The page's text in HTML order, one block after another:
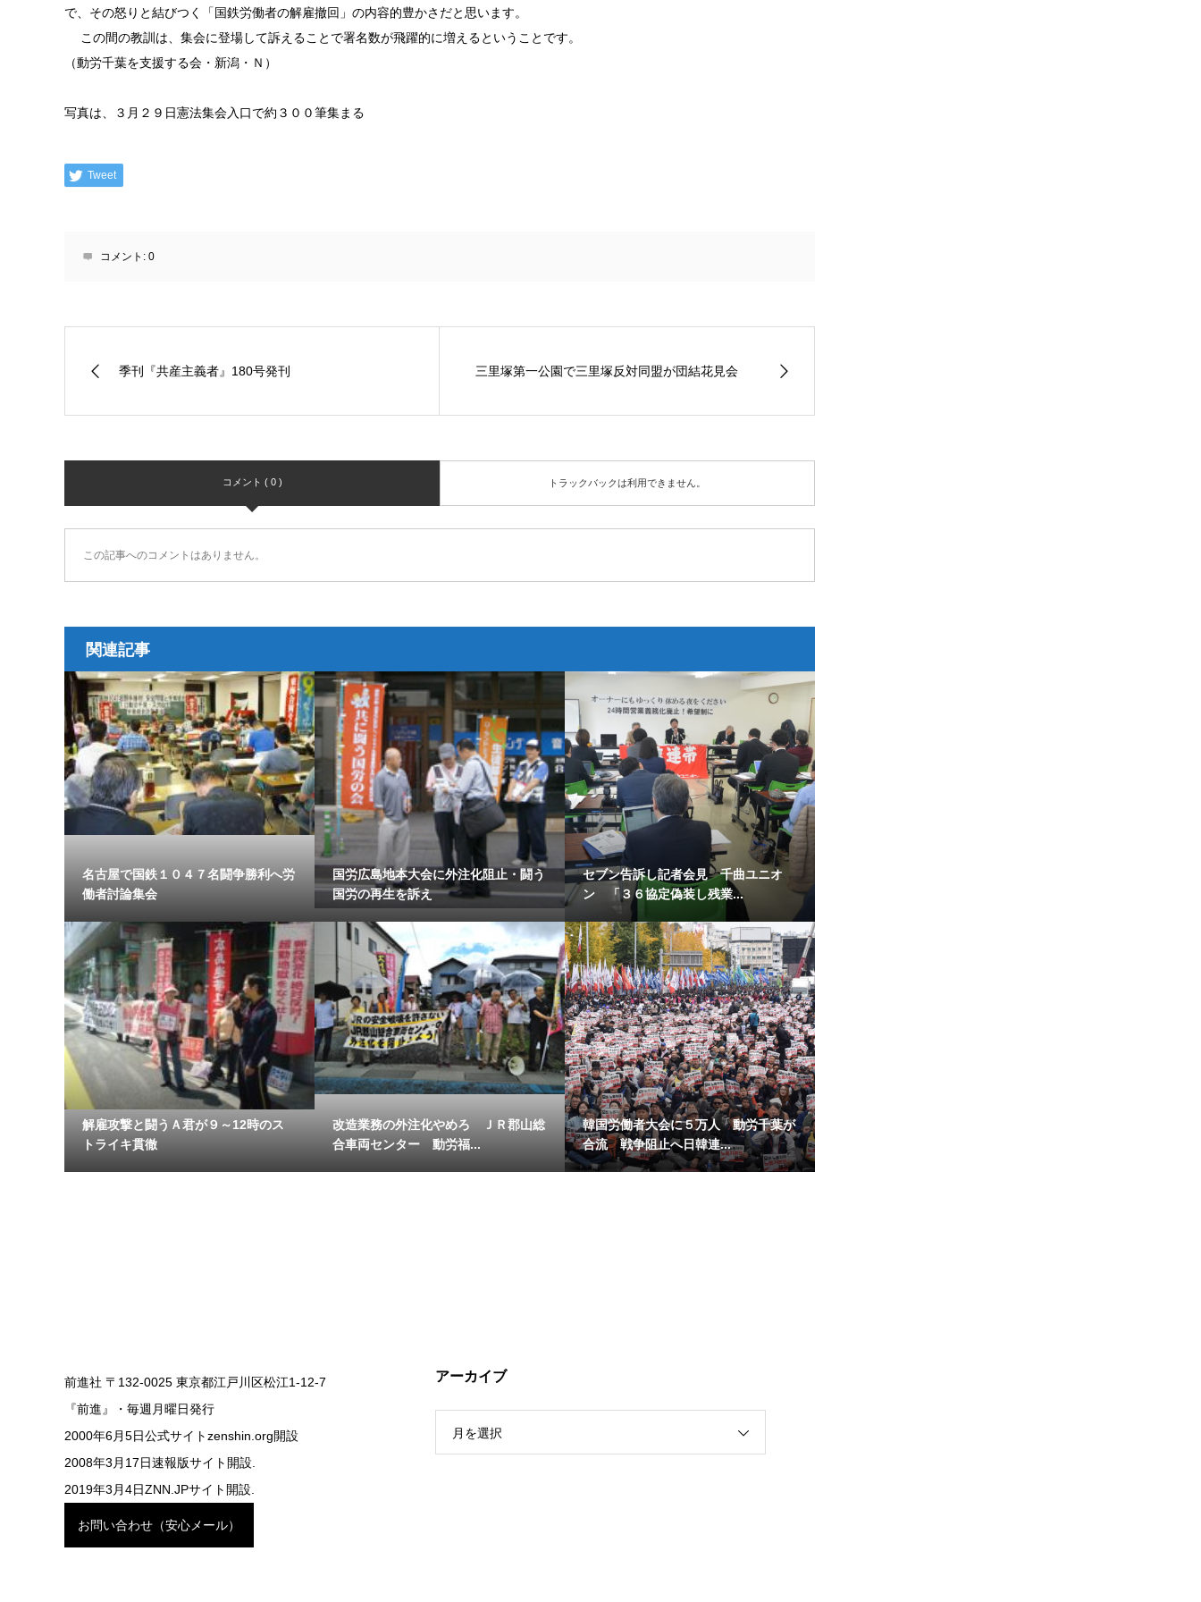
で、その怒りと結びつく「国鉄労働者の解雇撤回」の内容的豊かさだと思います。
この間の教訓は、集会に登場して訴えることで署名数が飛躍的に増えるということです。
（動労千葉を支援する会・新潟・Ｎ）
写真は、３月２９日憲法集会入口で約３００筆集まる
Tweet
コメント: 0
季刊『共産主義者』180号発刊 三里塚第一公園で三里塚反対同盟が団結花見会
コメント ( 0 ) トラックバックは利用できません。
この記事へのコメントはありません。
関連記事
名古屋で国鉄１０４７名闘争勝利へ労
働者討論集会
国労広島地本大会に外注化阻止・闘う
国労の再生を訴え
セブン告訴し記者会見 千曲ユニオ
ン 「３６協定偽装し残業...
解雇攻撃と闘うＡ君が９～12時のス
トライキ貫徹
改造業務の外注化やめろ ＪＲ郡山総
合車両センター 動労福...
韓国労働者大会に５万人 動労千葉が
合流 戦争阻止へ日韓連...
前進社 〒132-0025 東京都江戸川区松江1-12-7
『前進』・毎週月曜日発行
2000年6月5日公式サイトzenshin.org開設
2008年3月17日速報版サイト開設.
2019年3月4日ZNN.JPサイト開設.
お問い合わせ（安心メール）
アーカイブ
月を選択